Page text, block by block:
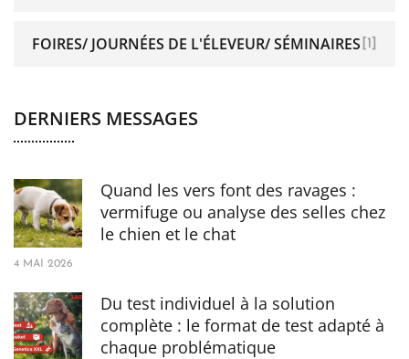
FOIRES/ JOURNÉES DE L'ÉLEVEUR/ SÉMINAIRES [1]
DERNIERS MESSAGES
Quand les vers font des ravages :
vermifuge ou analyse des selles chez
le chien et le chat
4 MAI 2026
Du test individuel à la solution
complète : le format de test adapté à
chaque problématique